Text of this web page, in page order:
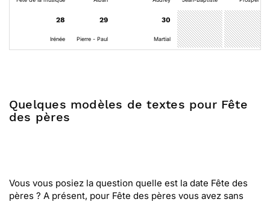
28
Irénée
29
Pierre - Paul
30
Martial
Quelques modèles de textes pour Fête
des pères
Vous vous posiez la question quelle est la date Fête des
pères ? A présent, pour Fête des pères vous avez sans